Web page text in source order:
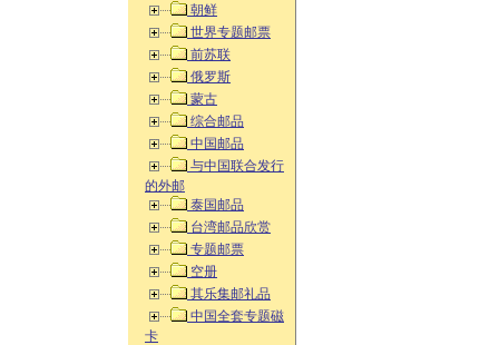
朝鲜
世界专题邮票
前苏联
俄罗斯
蒙古
综合邮品
中国邮品
与中国联合发行
的外邮
泰国邮品
台湾邮品欣赏
专题邮票
空册
其乐集邮礼品
中国全套专题磁
卡